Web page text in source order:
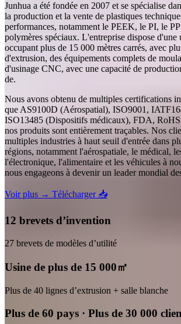
Junhua a été fondée en 2007 et se spécialise
la production et la vente de plastiques
performances, notamment le PEEK, le PI, le
polymères spéciaux. L'entreprise dispose d'une
occupant plus de 15 000 mètres carrés, avec
d'extrusion, des équipements complets de
d'usinage CNC, avec une capacité de
de.
Nous avons obtenu de multiples certifications
que AS9100D (Aérospatial), ISO9001,
ISO13485 (Dispositifs médicaux), FDA,
nos produits sont entièrement traçables. Nos
multiples industries à haut seuil d'entrée dans
régions, notamment l'aérospatiale, le médical,
l'électronique, l'alimentaire et les véhicules à
nous engageons à devenir un leader mondial
Voir plus → Télécharger 📥
12 brevets d’invention
27 brevets de modèles d’utilité
Usine de plus de 15 000㎡
Plus de 40 lignes d’extrusion + salle blanche
Plus de 60 pays · Plus de 30 000